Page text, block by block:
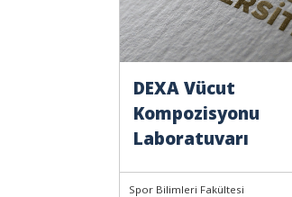
DEXA Vücut
Kompozisyonu
Laboratuvarı
Spor Bilimleri Fakültesi